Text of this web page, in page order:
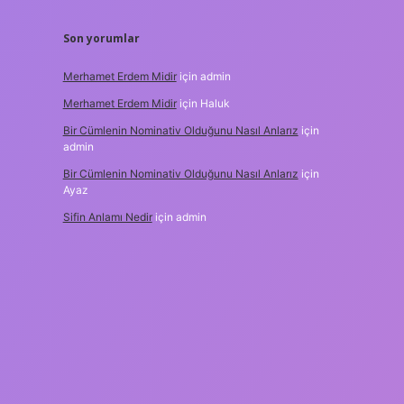
Son yorumlar
Merhamet Erdem Midiriçin admin
Merhamet Erdem Midiriçin Haluk
Bir Cümlenin Nominativ Olduğunu Nasıl Anlarız için
admin
Bir Cümlenin Nominativ Olduğunu Nasıl Anlarız için
Ayaz
Sifin Anlamı Nediriçin admin